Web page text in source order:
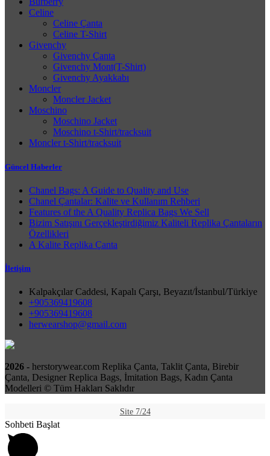
Celine
Celine Çanta
Celine T-Shirt
Givenchy
Givenchy Çanta
Givenchy Mont(T-Shirt)
Givenchy Ayakkabı
Moncler
Moncler Jacket
Moschino
Moschino Jacket
Moschino t-Shirt/tracksuit
Moncler t-Shirt/tracksuit
Güncel Haberler
Chanel Bags: A Guide to Quality and Use
Chanel Çantalar: Kalite ve Kullanım Rehberi
Features of the A Quality Replica Bags We Sell
Bizim Satışını Gerçekleştirdiğimiz Kaliteli Replika Çantaların
Özellikleri
A Kalite Replika Çanta
İletişim
Kalpakçılar Caddesi, Kapalı Çarşı, Beyazıt/İstanbul/Türkiye
+905369419608
+905369419608
herwearshop@gmail.com
2026 - herstorywear.com Replika Çanta, Taklit Çanta, Birebir
Çanta, Designer Replica Bags, İmitation Bags, Kadın Çanta
Modelleri © Tüm Hakları Saklıdır
Site 7/24
Sohbeti Başlat